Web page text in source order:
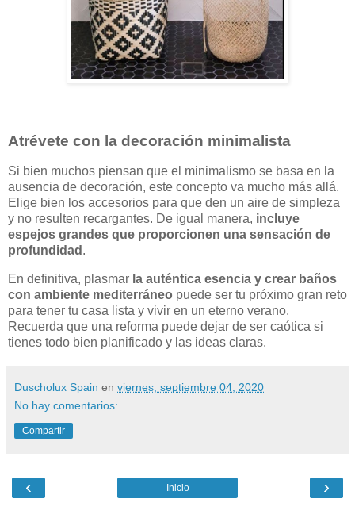
Atrévete con la decoración minimalista
Si bien muchos piensan que el minimalismo se basa en la
ausencia de decoración, este concepto va mucho más allá.
Elige bien los accesorios para que den un aire de simpleza
y no resulten recargantes. De igual manera, incluye
espejos grandes que proporcionen una sensación de
profundidad .
En definitiva, plasmar la auténtica esencia y crear baños
con ambiente mediterráneo puede ser tu próximo gran reto
para tener tu casa lista y vivir en un eterno verano.
Recuerda que una reforma puede dejar de ser caótica si
tienes todo bien planificado y las ideas claras.
Duscholux Spain en viernes, septiembre 04, 2020
No hay comentarios:
Compartir
‹ ›
Inicio